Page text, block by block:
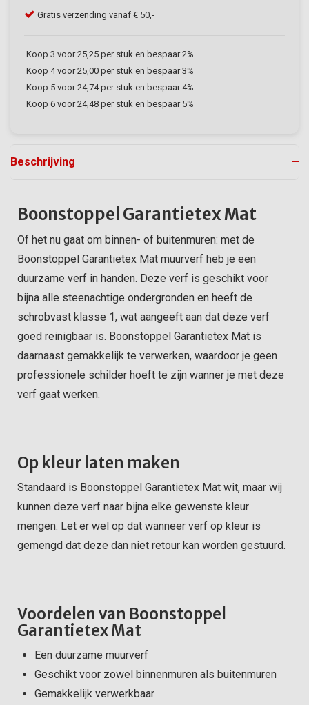
Klanten geven VerfonlineXL een 9/10
Koop 3 voor 25,25 per stuk en bespaar 2%
Koop 4 voor 25,00 per stuk en bespaar 3%
Koop 5 voor 24,74 per stuk en bespaar 4%
Koop 6 voor 24,48 per stuk en bespaar 5%
Beschrijving
Boonstoppel Garantietex Mat
Of het nu gaat om binnen- of buitenmuren: met de
Boonstoppel Garantietex Mat muurverf heb je een
duurzame verf in handen. Deze verf is geschikt voor
bijna alle steenachtige ondergronden en heeft de
schrobvast klasse 1, wat aangeeft aan dat deze verf
goed reinigbaar is. Boonstoppel Garantietex Mat is
daarnaast gemakkelijk te verwerken, waardoor je geen
professionele schilder hoeft te zijn wanner je met deze
verf gaat werken.
Op kleur laten maken
Standaard is Boonstoppel Garantietex Mat wit, maar wij
kunnen deze verf naar bijna elke gewenste kleur
mengen. Let er wel op dat wanneer verf op kleur is
gemengd dat deze dan niet retour kan worden gestuurd.
Voordelen van Boonstoppel
Garantietex Mat
Een duurzame muurverf
Geschikt voor zowel binnenmuren als buitenmuren
Gemakkelijk verwerkbaar